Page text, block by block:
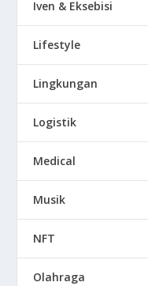
Iven & Eksebisi
Lifestyle
Lingkungan
Logistik
Medical
Musik
NFT
Olahraga